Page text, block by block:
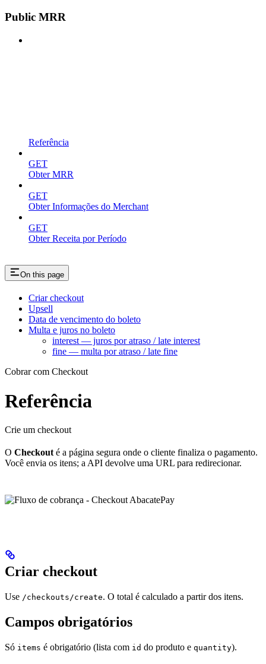
Public MRR
Referência
GET
Obter MRR
GET
Obter Informações do Merchant
GET
Obter Receita por Período
On this page
Criar checkout
Upsell
Data de vencimento do boleto
Multa e juros no boleto
interest — juros por atraso / late interest
fine — multa por atraso / late fine
Cobrar com Checkout
Referência
Crie um checkout
O Checkout é a página segura onde o cliente finaliza o pagamento.
Você envia os itens; a API devolve uma URL para redirecionar.
Criar checkout
Use /checkouts/create. O total é calculado a partir dos itens.
Campos obrigatórios
Só items é obrigatório (lista com id do produto e quantity).